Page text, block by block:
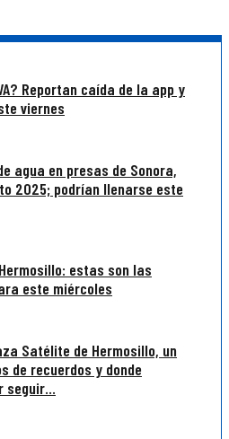
Reportan caída de la app y
viernes
agua en presas de Sonora,
2025; podrían llenarse este
estas son las
este miércoles
Satélite de Hermosillo, un
de recuerdos y donde
seguir...